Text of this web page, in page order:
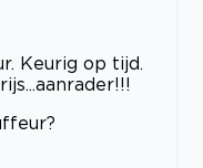
Keurig op tijd.